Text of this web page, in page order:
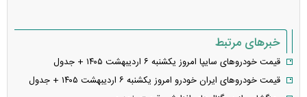
خبرهای مرتبط
قیمت خودرو‌های سایپا امروز یکشنبه ۶ اردیبهشت ۱۴۰۵ + جدول
قیمت خودرو‌های ایران خودرو امروز یکشنبه ۶ اردیبهشت ۱۴۰۵ + جدول